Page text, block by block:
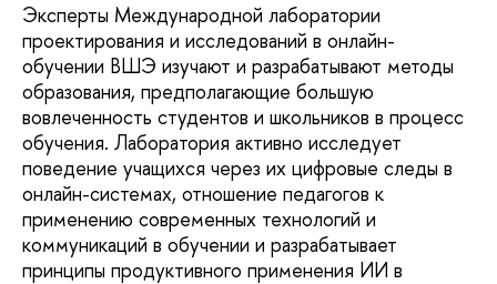
Эксперты Международной лаборатории
проектирования и исследований в онлайн-
обучении ВШЭ изучают и разрабатывают методы
образования, предполагающие большую
вовлеченность студентов и школьников в процесс
обучения. Лаборатория активно исследует
поведение учащихся через их цифровые следы в
онлайн-системах, отношение педагогов к
применению современных технологий и
коммуникаций в обучении и разрабатывает
принципы продуктивного применения ИИ в